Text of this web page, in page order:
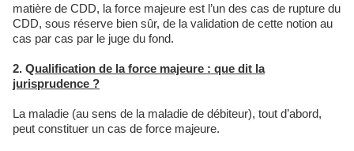
matière de CDD, la force majeure est l’un des cas de rupture du
CDD, sous réserve bien sûr, de la validation de cette notion au
cas par cas par le juge du fond.
2. Qualification de la force majeure : que dit la
jurisprudence ?
La maladie (au sens de la maladie de débiteur), tout d’abord,
peut constituer un cas de force majeure.